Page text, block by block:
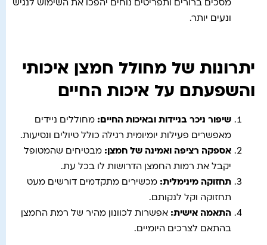
מסכים ברורים ותפריטים נוחים יהפכו את השימוש לנגיש
ונעים יותר.
יתרונות של מחולל חמצן איכותי
והשפעתם על איכות החיים
שיפור ניכר בניידות ובאיכות החיים: מחוללים ניידים
מאפשרים פעילות יומיומית רגילה כולל טיולים ונסיעות.
אספקה רציפה ואמינה של חמצן : מבטיחים שהמטופל
יקבל את רמות החמצן הדרושות לו בכל עת.
תחזוקה מינימלית: מכשירים מתקדמים דורשים מעט
תחזוקה וקל לנקותם.
התאמה אישית: אפשרות לכוונון מהיר של רמת החמצן
בהתאם לצרכים היומיים.